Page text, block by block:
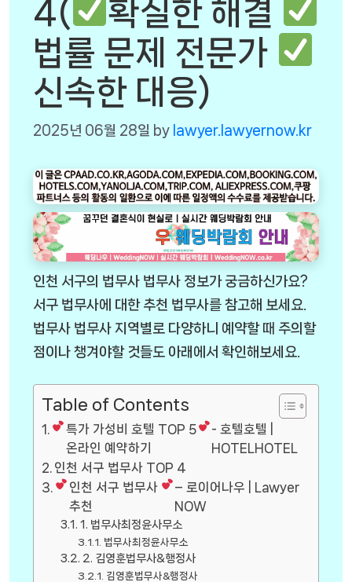
4(
확실한 해결
법률 문제 전문가
신속한 대응)
2025년 06월 28일 by lawyer.lawyernow.kr
인천 서구의 법무사 법무사 정보가 궁금하신가요?
서구 법무사에 대한 추천 법무사를 참고해 보세요.
법무사 법무사 지역별로 다양하니 예약할 때 주의할
점이나 챙겨야할 것들도 아래에서 확인해보세요.
Table of Contents
특가 가성비 호텔 TOP 5
온라인 예약하기
- 호텔호텔 |
HOTELHOTEL
인천 서구 법무사 TOP 4
인천 서구 법무사
추천
– 로이어나우 | Lawyer
NOW
1. 법무사최정윤사무소
법무사최정윤사무소
2. 김영훈법무사&행정사
김영훈법무사&행정사